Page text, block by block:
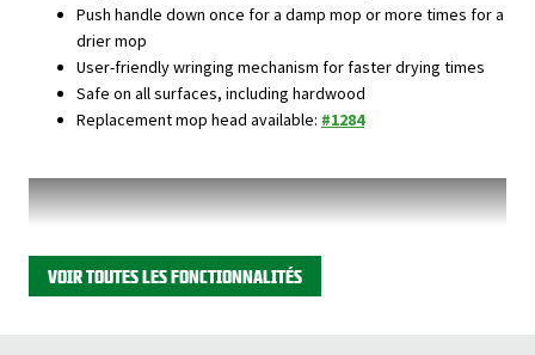
Push handle down once for a damp mop or more times for a
drier mop
User-friendly wringing mechanism for faster drying times
Safe on all surfaces, including hardwood
Replacement mop head available: #1284
VOIR TOUTES LES FONCTIONNALITÉS